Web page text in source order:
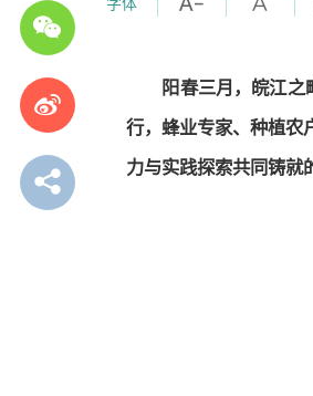
字体
阳春三月，皖江
行，蜂业专家、种植农
力与实践探索共同铸就